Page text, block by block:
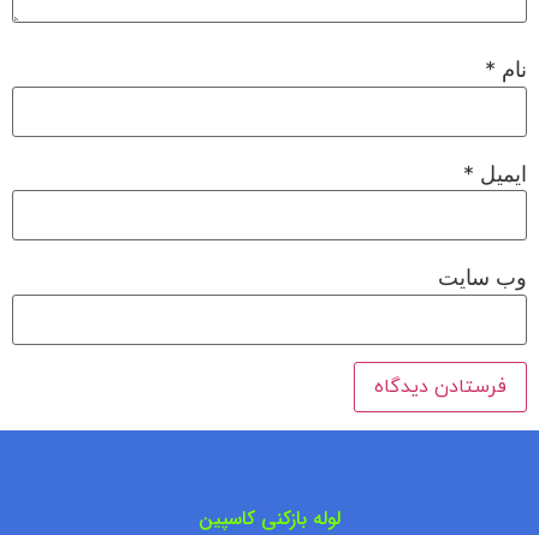
نام *
ایمیل *
وب‌ سایت
لوله بازکنی کاسپین